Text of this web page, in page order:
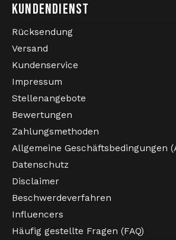
KUNDENDIENST
Rücksendung
Versand
Kundenservice
Impressum
Stellenangebote
Bewertungen
Zahlungsmethoden
Allgemeine Geschäftsbedingungen
Datenschutz
Disclaimer
Beschwerdeverfahren
Influencers
Häufig gestellte Fragen (FAQ)